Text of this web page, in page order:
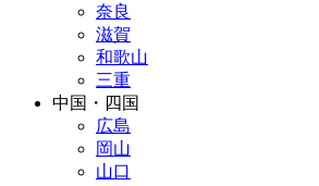
奈良
滋賀
和歌山
三重
中国・四国
広島
岡山
山口